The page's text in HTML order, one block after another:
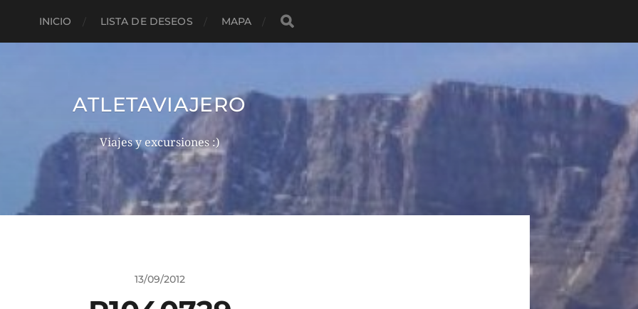
INICIO LISTA DE DESEOS MAPA
ATLETAVIAJERO
Viajes y excursiones :)
13/09/2012